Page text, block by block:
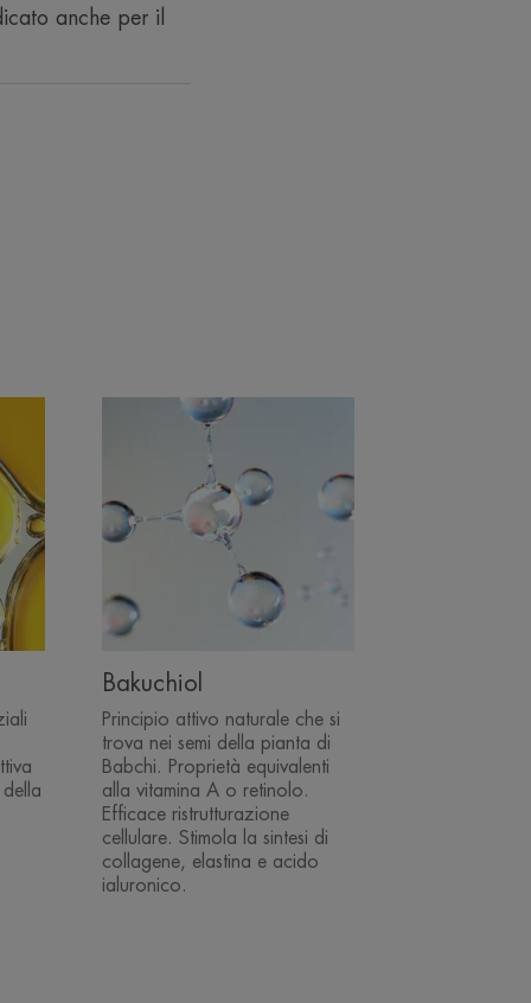
anche per il
della
Bakuchiol
Principio attivo naturale che si
trova nei semi della pianta di
Babchi. Proprietà equivalenti
alla vitamina A o retinolo.
Efficace ristrutturazione
cellulare. Stimola la sintesi di
collagene, elastina e acido
ialuronico.